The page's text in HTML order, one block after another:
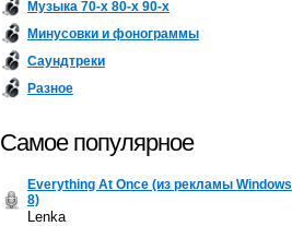
Музыка 70-х 80-х 90-х
Минусовки и фонограммы
Саундтреки
Разное
Самое популярное
Everything At Once (из рекламы Windows
8)
Lenka